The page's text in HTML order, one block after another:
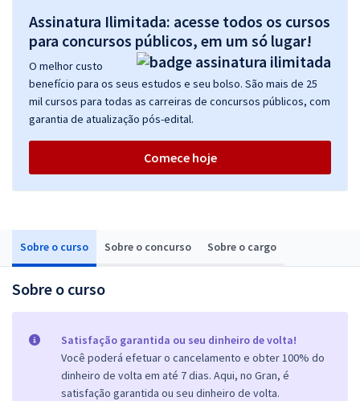
Sobre o curso Sobre o concurso Sobre o cargo
Sobre o curso
Satisfação garantida ou seu dinheiro de volta!
Você poderá efetuar o cancelamento e obter 100% do
dinheiro de volta em até 7 dias. Aqui, no Gran, é
satisfação garantida ou seu dinheiro de volta.
Assinatura Ilimitada: acesse todos os cursos
para concursos públicos, em um só lugar!
O melhor custo
benefício para os seus estudos e seu bolso. São mais de 25
mil cursos para todas as carreiras de concursos públicos, com
garantia de atualização pós-edital.
Comece hoje